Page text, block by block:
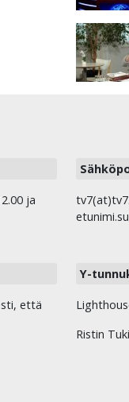
ja
että
Y-
Ristin